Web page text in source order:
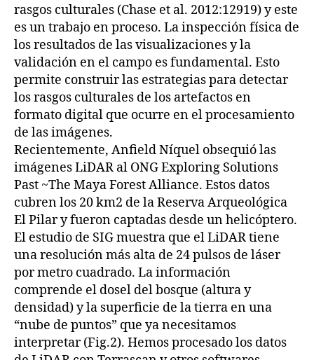
rasgos culturales (Chase et al. 2012:12919) y este
es un trabajo en proceso. La inspección física de
los resultados de las visualizaciones y la
validación en el campo es fundamental. Esto
permite construir las estrategias para detectar
los rasgos culturales de los artefactos en
formato digital que ocurre en el procesamiento
de las imágenes.
Recientemente, Anfield Níquel obsequió las
imágenes LiDAR al ONG Exploring Solutions
Past ~The Maya Forest Alliance. Estos datos
cubren los 20 km2 de la Reserva Arqueológica
El Pilar y fueron captadas desde un helicóptero.
El estudio de SIG muestra que el LiDAR tiene
una resolución más alta de 24 pulsos de láser
por metro cuadrado. La información
comprende el dosel del bosque (altura y
densidad) y la superficie de la tierra en una
“nube de puntos” que ya necesitamos
interpretar (Fig.2). Hemos procesado los datos